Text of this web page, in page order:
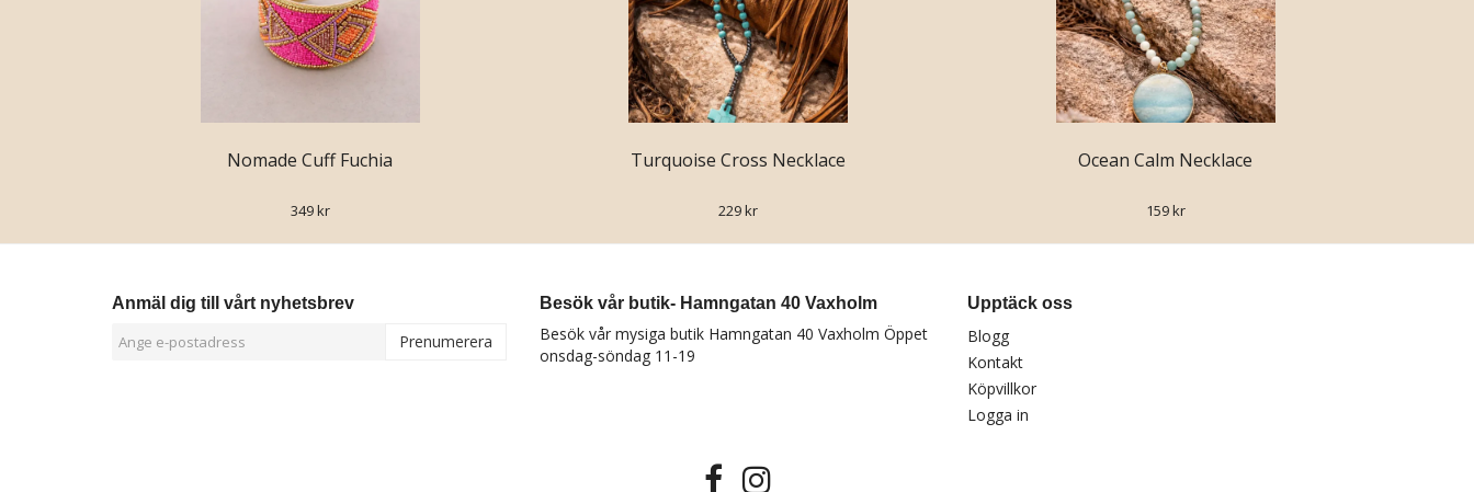
Nomade Cuff Fuchia
349 kr
Turquoise Cross Necklace
229 kr
Ocean Calm Necklace
159 kr
Anmäl dig till vårt nyhetsbrev
Prenumerera
Besök vår butik- Hamngatan 40 Vaxholm
Besök vår mysiga butik Hamngatan 40 Vaxholm Öppet
onsdag-söndag 11-19
Upptäck oss
Blogg
Kontakt
Köpvillkor
Logga in